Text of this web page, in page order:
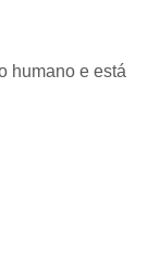
humano e está